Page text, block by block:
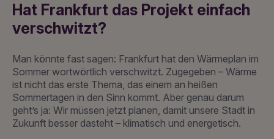
Hat Frankfurt das Projekt einfach
verschwitzt?
Man könnte fast sagen: Frankfurt hat den Wärmeplan im
Sommer wortwörtlich verschwitzt. Zugegeben – Wärme
ist nicht das erste Thema, das einem an heißen
Sommertagen in den Sinn kommt. Aber genau darum
geht’s ja: Wir müssen jetzt planen, damit unsere Stadt in
Zukunft besser dasteht – klimatisch und energetisch.